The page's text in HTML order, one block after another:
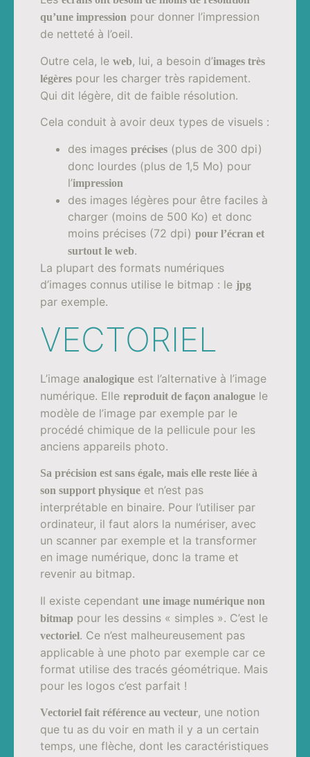
qu’une impression pour donner l’impression
de netteté à l’oeil.
Outre cela, leweb, lui, a besoin d’images très
légères pour les charger très rapidement.
Qui dit légère, dit de faible résolution.
Cela conduit à avoir deux types de visuels :
des imagesprécises (plus de 300 dpi)
donc lourdes (plus de 1,5 Mo) pour
l’impression
des images légères pour être faciles à
charger (moins de 500 Ko) et donc
moins précises (72 dpi)pour l’écran et
surtout le web.
La plupart des formats numériques
d’images connus utilise le bitmap : le jpg
par exemple.
VECTORIEL
L’imageanalogique est l’alternative à l’image
numérique. Ellereproduit de façon analogue le
modèle de l’image par exemple par le
procédé chimique de la pellicule pour les
anciens appareils photo.
Sa précision est sans égale, mais elle reste liée à
son support physique et n’est pas
interprétable en binaire. Pour l’utiliser par
ordinateur, il faut alors la numériser, avec
un scanner par exemple et la transformer
en image numérique, donc la trame et
revenir au bitmap.
Il existe cependantune image numérique non
bitmap pour les dessins « simples ». C’est le
vectoriel. Ce n’est malheureusement pas
applicable à une photo par exemple car ce
format utilise des tracés géométrique. Mais
pour les logos c’est parfait !
Vectoriel fait référence au vecteur, une notion
que tu as du voir en math il y a un certain
temps, une flèche, dont les caractéristiques